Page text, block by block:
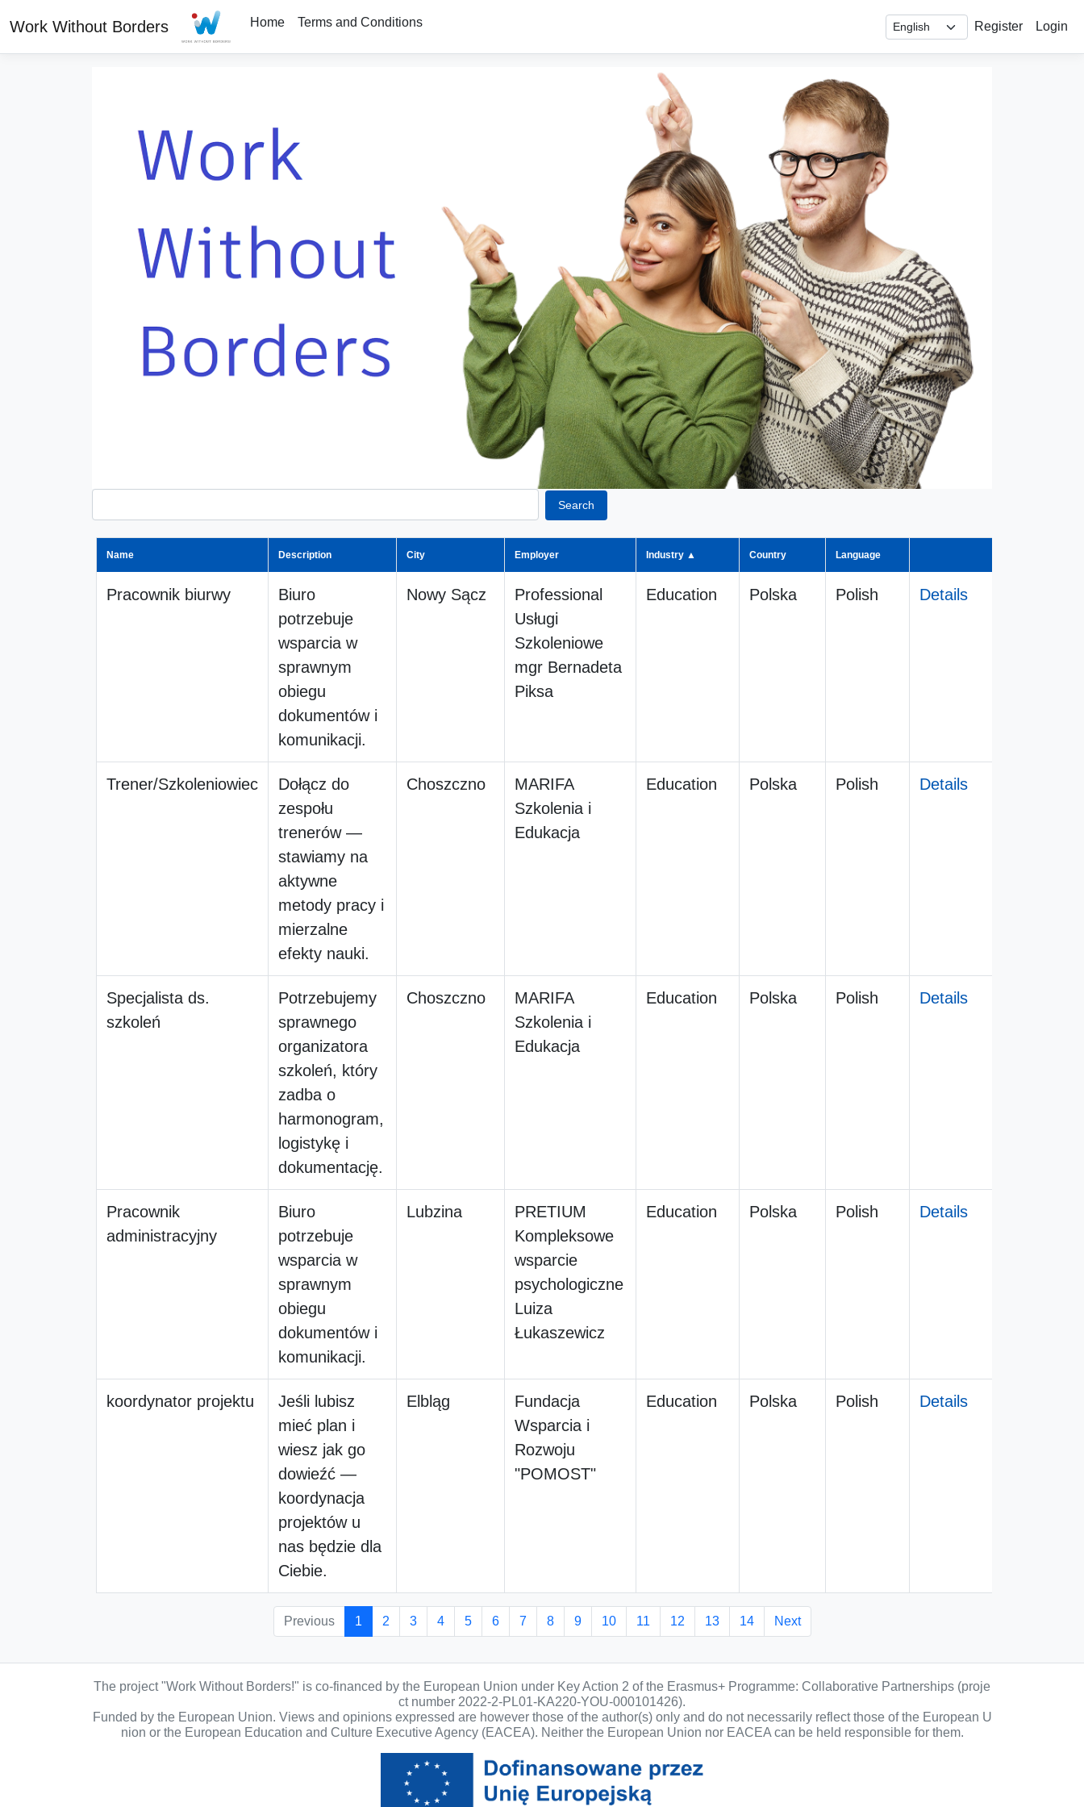
Work Without Borders Home Terms and Conditions Register Login
Search
Name Description City Employer Industry ▲ Country Language
Pracownik biurwy
Biuro
potrzebuje
wsparcia w
sprawnym
obiegu
dokumentów i
komunikacji.
Nowy Sącz
Professional
Usługi
Szkoleniowe
mgr Bernadeta
Piksa
Education Polska Polish Details
Trener/Szkoleniowiec
Dołącz do
zespołu
trenerów —
stawiamy na
aktywne
metody pracy i
mierzalne
efekty nauki.
Choszczno
MARIFA
Szkolenia i
Edukacja
Education Polska Polish Details
Specjalista ds.
szkoleń
Potrzebujemy
sprawnego
organizatora
szkoleń, który
zadba o
harmonogram,
logistykę i
dokumentację.
Choszczno
MARIFA
Szkolenia i
Edukacja
Education Polska Polish Details
Pracownik
administracyjny
Biuro
potrzebuje
wsparcia w
sprawnym
obiegu
dokumentów i
komunikacji.
Lubzina
PRETIUM
Kompleksowe
wsparcie
psychologiczne
Luiza
Łukaszewicz
Education Polska Polish Details
koordynator projektu
Jeśli lubisz
mieć plan i
wiesz jak go
dowieźć —
koordynacja
projektów u
nas będzie dla
Ciebie.
Elbląg
Fundacja
Wsparcia i
Rozwoju
"POMOST"
Education Polska Polish Details
Previous 1 2 3 4 5 6 7 8 9 10 11 12 13 14 Next
The project "Work Without Borders!" is co-financed by the European Union under Key Action 2 of the Erasmus+ Programme: Collaborative Partnerships (proje
ct number 2022-2-PL01-KA220-YOU-000101426).
Funded by the European Union. Views and opinions expressed are however those of the author(s) only and do not necessarily reflect those of the European U